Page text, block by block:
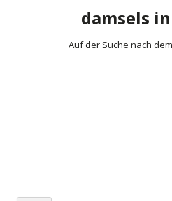
damsels
Auf der Suche nach